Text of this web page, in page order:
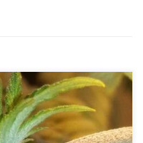
pojawiła się w
kolejnej wizyty